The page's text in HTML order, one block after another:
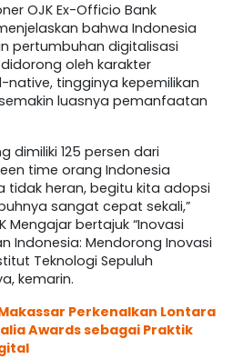
OJK Ex-Officio Bank
bahwa Indonesia
pertumbuhan digitalisasi
oleh karakter
tingginya kepemilikan
luasnya pemanfaatan
dimiliki 125 persen dari
time orang Indonesia
tidak heran, begitu kita adopsi
sangat cepat sekali,”
Mengajar bertajuk “Inovasi
Indonesia: Mendorong Inovasi
Teknologi Sepuluh
kemarin.
Perkenalkan Lontara
Awards sebagai Praktik